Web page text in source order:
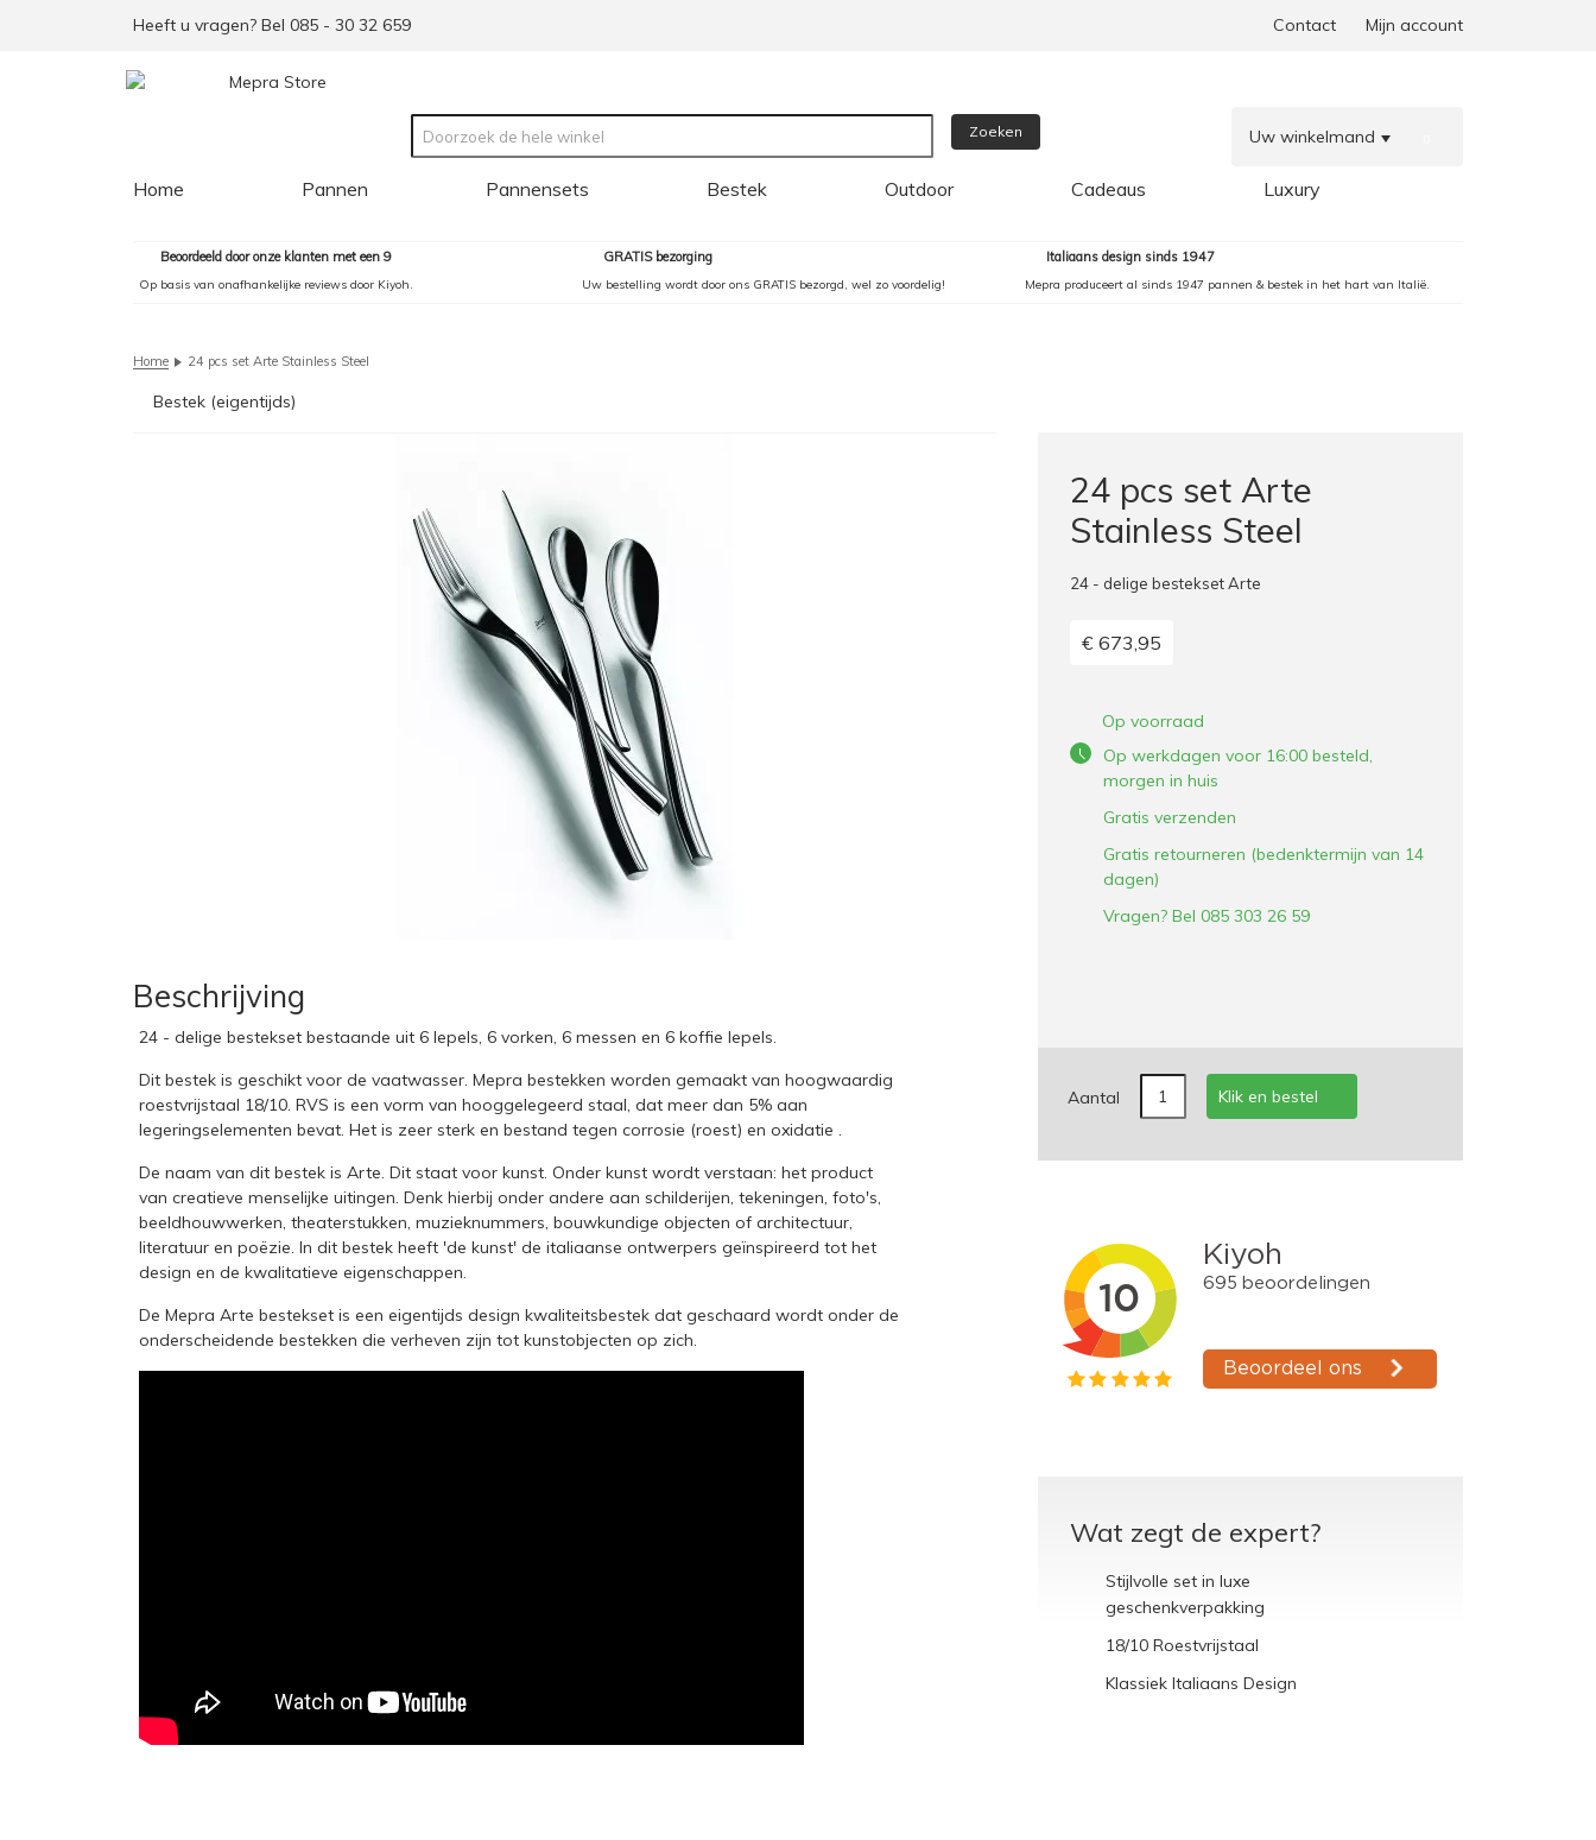
Heeft u vragen? Bel 085 - 30 32 659 Contact Mijn account
Zoeken Uw winkelmand
Home Pannen Pannensets Bestek Outdoor Cadeaus Luxury
Beoordeeld door onze klanten met een 9
Op basis van onafhankelijke reviews door Kiyoh.
GRATIS bezorging
Uw bestelling wordt door ons GRATIS bezorgd, wel zo voordelig!
Italiaans design sinds 1947
Mepra produceert al sinds 1947 pannen & bestek in het hart van Italië.
Home 24 pcs set Arte Stainless Steel
Bestek (eigentijds)
Beschrijving
24 - delige bestekset bestaande uit 6 lepels, 6 vorken, 6 messen en 6 koffie lepels.
Dit bestek is geschikt voor de vaatwasser. Mepra bestekken worden gemaakt van hoogwaardig
roestvrijstaal 18/10. RVS is een vorm van hooggelegeerd staal, dat meer dan 5% aan
legeringselementen bevat. Het is zeer sterk en bestand tegen corrosie (roest) en oxidatie .
De naam van dit bestek is Arte. Dit staat voor kunst. Onder kunst wordt verstaan: het product
van creatieve menselijke uitingen. Denk hierbij onder andere aan schilderijen, tekeningen, foto's,
beeldhouwwerken, theaterstukken, muzieknummers, bouwkundige objecten of architectuur,
literatuur en poëzie. In dit bestek heeft 'de kunst' de italiaanse ontwerpers geïnspireerd tot het
design en de kwalitatieve eigenschappen.
De Mepra Arte bestekset is een eigentijds design kwaliteitsbestek dat geschaard wordt onder de
onderscheidende bestekken die verheven zijn tot kunstobjecten op zich.
24 pcs set Arte
Stainless Steel
24 - delige bestekset Arte
€ 673,95
Op voorraad
Op werkdagen voor 16:00 besteld,
morgen in huis
Gratis verzenden
Gratis retourneren (bedenktermijn van 14
dagen)
Vragen? Bel 085 303 26 59
Aantal Klik en bestel
Wat zegt de expert?
Stijlvolle set in luxe
geschenkverpakking
18/10 Roestvrijstaal
Klassiek Italiaans Design